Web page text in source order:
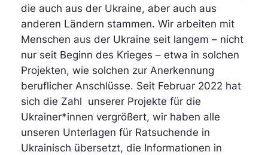
die auch aus der Ukraine, aber auch aus
anderen Ländern stammen. Wir arbeiten mit
Menschen aus der Ukraine seit langem – nicht
nur seit Beginn des Krieges – etwa in solchen
Projekten, wie solchen zur Anerkennung
beruflicher Anschlüsse. Seit Februar 2022 hat
sich die Zahl unserer Projekte für die
Ukrainer*innen vergrößert, wir haben alle
unseren Unterlagen für Ratsuchende in
Ukrainisch übersetzt, die Informationen in